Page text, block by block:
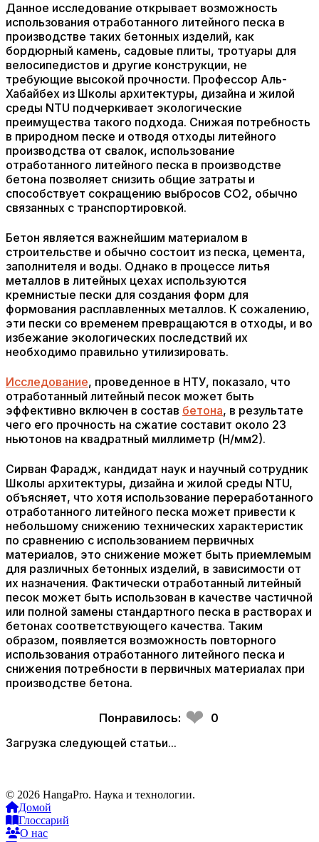
Данное исследование открывает возможность
использования отработанного литейного песка в
производстве таких бетонных изделий, как
бордюрный камень, садовые плиты, тротуары для
велосипедистов и другие конструкции, не
требующие высокой прочности. Профессор Аль-
Хабайбех из Школы архитектуры, дизайна и жилой
среды NTU подчеркивает экологические
преимущества такого подхода. Снижая потребность
в природном песке и отводя отходы литейного
производства от свалок, использование
отработанного литейного песка в производстве
бетона позволяет снизить общие затраты и
способствует сокращению выбросов CO2, обычно
связанных с транспортировкой.
Бетон является важнейшим материалом в
строительстве и обычно состоит из песка, цемента,
заполнителя и воды. Однако в процессе литья
металлов в литейных цехах используются
кремнистые пески для создания форм для
формования расплавленных металлов. К сожалению,
эти пески со временем превращаются в отходы, и во
избежание экологических последствий их
необходимо правильно утилизировать.
Исследование, проведенное в НТУ, показало, что
отработанный литейный песок может быть
эффективно включен в состав бетона, в результате
чего его прочность на сжатие составит около 23
ньютонов на квадратный миллиметр (Н/мм2).
Сирван Фарадж, кандидат наук и научный сотрудник
Школы архитектуры, дизайна и жилой среды NTU,
объясняет, что хотя использование переработанного
отработанного литейного песка может привести к
небольшому снижению технических характеристик
по сравнению с использованием первичных
материалов, это снижение может быть приемлемым
для различных бетонных изделий, в зависимости от
их назначения. Фактически отработанный литейный
песок может быть использован в качестве частичной
или полной замены стандартного песка в растворах и
бетонах соответствующего качества. Таким
образом, появляется возможность повторного
использования отработанного литейного песка и
снижения потребности в первичных материалах при
производстве бетона.
Понравилось: ❤ 0
Загрузка следующей статьи...
© 2026 HangaPro. Наука и технологии.
Домой
Глоссарий
О нас